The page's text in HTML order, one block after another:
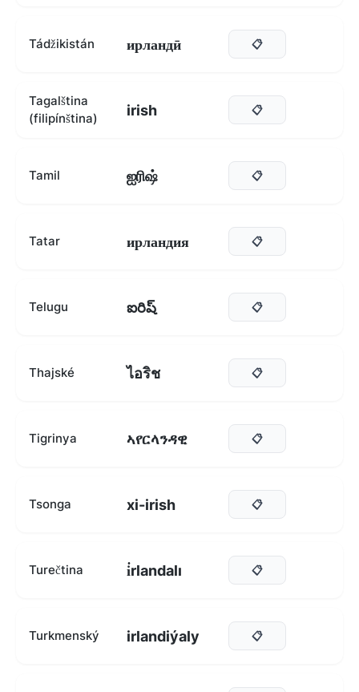
Tádžikistán ирландӣ 📋
Tagalština
(filipínština)
irish 📋
Tamil ஐரிஷ் 📋
Tatar ирландия 📋
Telugu ఐరిష్ 📋
Thajské ไอริช 📋
Tigrinya ኣየርላንዳዊ 📋
Tsonga xi-irish 📋
Turečtina i̇rlandalı 📋
Turkmenský irlandiýaly 📋